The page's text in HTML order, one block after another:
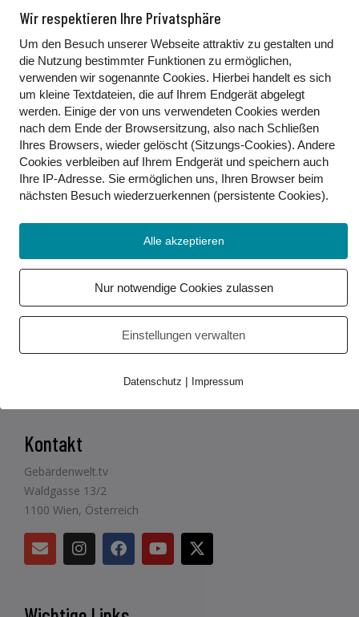
Lehrer:innen oft mühsam das Internet nach Inhalten
in ÖGS für Kinder durchsuchen müssen – mit der
Webseite soll es ein gesammeltes Angebot geben.
Hast du selbst Kindervideos in ÖGS produziert, melde
dich bei uns!
Hast du Kindervideos in ÖGS im Internet entdeckt,
schicke es uns weiter und wir nehmen Kontakt auf!
Email:geki@oegsbarrierefrei.at
Foto/Video Credits: Georg Berger / Pädagogische Hochschule
Beitrag teilen
Kontakt
Gebärdenwelt.tv
Waldgasse 13/2
1100 Wien, Österreich
Wir respektieren Ihre Privatsphäre
Um den Besuch unserer Webseite attraktiv zu gestalten und
die Nutzung bestimmter Funktionen zu ermöglichen,
verwenden wir sogenannte Cookies. Hierbei handelt es sich
um kleine Textdateien, die auf Ihrem Endgerät abgelegt
werden. Einige der von uns verwendeten Cookies werden
nach dem Ende der Browsersitzung, also nach Schließen
Ihres Browsers, wieder gelöscht (Sitzungs-Cookies). Andere
Cookies verbleiben auf Ihrem Endgerät und speichern auch
Ihre IP-Adresse. Sie ermöglichen uns, Ihren Browser beim
nächsten Besuch wiederzuerkennen (persistente Cookies).
Alle akzeptieren
Nur notwendige Cookies zulassen
Einstellungen verwalten
Datenschutz | Impressum